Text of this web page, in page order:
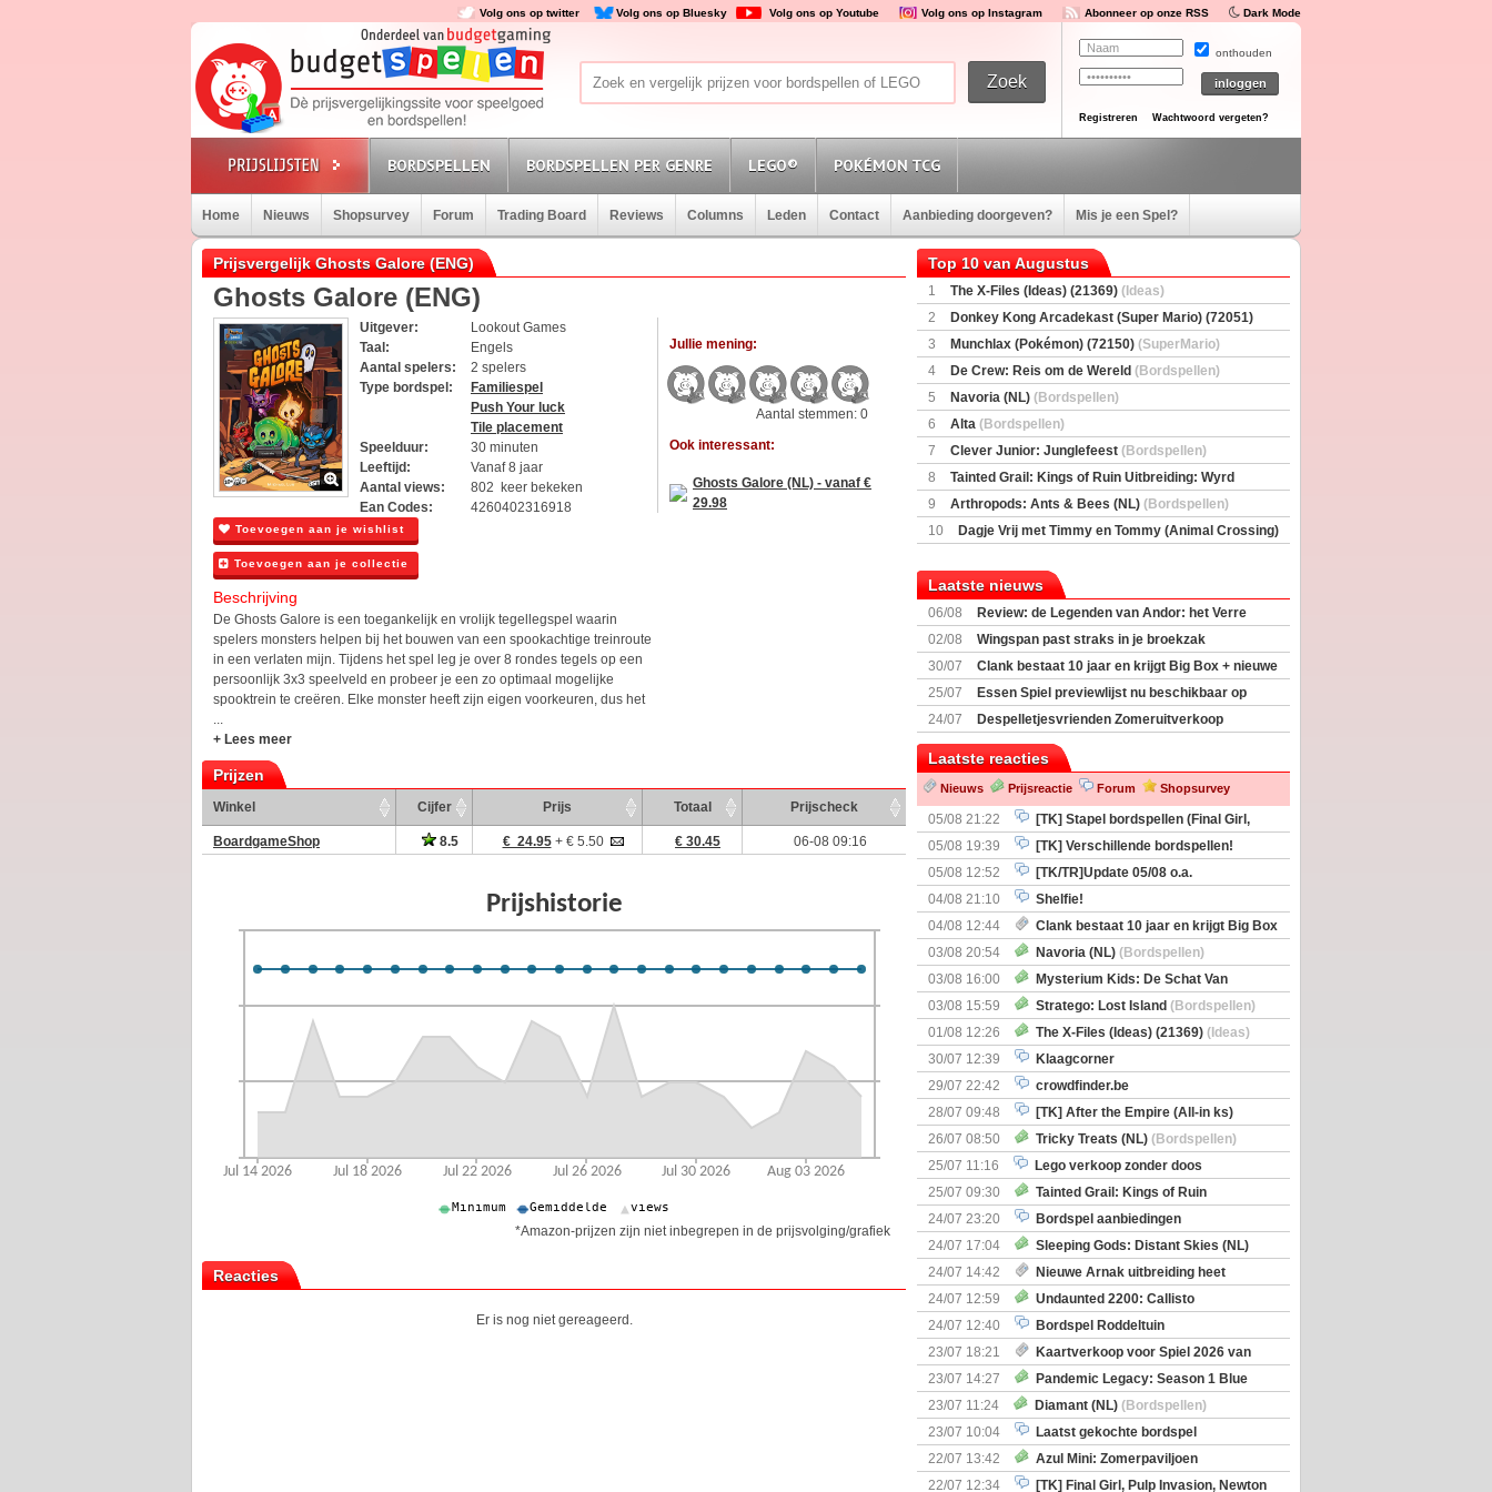
Volg ons op twitter Volg ons op Bluesky Volg ons op Youtube Volg ons op Instagram Abonneer op onze RSS Dark Mode
onthouden
Registreren Wachtwoord vergeten?
BORDSPELLEN BORDSPELLEN PER GENRE LEGO® POKÉMON TCG
Home Nieuws Shopsurvey Forum Trading Board Reviews Columns Leden Contact Aanbieding doorgeven? Mis je een Spel?
Prijsvergelijk Ghosts Galore (ENG)
Ghosts Galore (ENG)
Uitgever:
Lookout Games
Taal:
Engels
Aantal spelers:
2 spelers
Type bordspel:
Familiespel
Push Your luck
Tile placement
Speelduur:
30 minuten
Leeftijd:
Vanaf 8 jaar
Aantal views:
802 keer bekeken
Ean Codes:
4260402316918
Toevoegen aan je wishlist
Toevoegen aan je collectie
Beschrijving
De Ghosts Galore is een toegankelijk en vrolijk tegellegspel waarin
spelers monsters helpen bij het bouwen van een spookachtige treinroute
in een verlaten mijn. Tijdens het spel leg je over 8 rondes tegels op een
persoonlijk 3x3 speelveld en probeer je een zo optimaal mogelijke
spooktrein te creëren. Elke monster heeft zijn eigen voorkeuren, dus het
...
+ Lees meer
Jullie mening:
Aantal stemmen: 0
Ook interessant:
Ghosts Galore (NL) - vanaf €
29.98
Prijzen
Winkel Cijfer Prijs Totaal Prijscheck
BoardgameShop 8.5 € 24.95+ € 5.50 € 30.45 06-08 09:16
*Amazon-prijzen zijn niet inbegrepen in de prijsvolging/grafiek
Reacties
Er is nog niet gereageerd.
Top 10 van Augustus
1 The X-Files (Ideas) (21369) (Ideas)
2
Donkey Kong Arcadekast (Super Mario) (72051)
(SuperMario)
3 Munchlax (Pokémon) (72150) (SuperMario)
4
De Crew: Reis om de Wereld (Bordspellen)
5
Navoria (NL) (Bordspellen)
6
Alta (Bordspellen)
7
Clever Junior: Junglefeest (Bordspellen)
8
Tainted Grail: Kings of Ruin Uitbreiding: Wyrd
Encounters(Bordspellen)
9 Arthropods: Ants & Bees (NL) (Bordspellen)
10
Dagje Vrij met Timmy en Tommy (Animal Crossing)
Laatste nieuws
06/08
Review: de Legenden van Andor: het Verre
Land
02/08
Wingspan past straks in je broekzak
30/07
Clank bestaat 10 jaar en krijgt Big Box + nieuwe
uitbreiding
25/07
Essen Spiel previewlijst nu beschikbaar op
Boardgamegeek
24/07
Despelletjesvrienden Zomeruitverkoop
Laatste reacties
Nieuws Prijsreactie Forum Shopsurvey
05/08 21:22
[TK] Stapel bordspellen (Final Girl,
Nemesis Retaliation, Zombicide Invader)
05/08 19:39
[TK] Verschillende bordspellen!
05/08 12:52
[TK/TR]Update 05/08 o.a.
Prijsverlagingen, Imperium Horizons, 20 Strong
04/08 21:10
Shelfie!
04/08 12:44
Clank bestaat 10 jaar en krijgt Big Box
+ nieuwe uitbreiding
03/08 20:54 Navoria (NL) (Bordspellen)
03/08 16:00
Mysterium Kids: De Schat Van
Kapitein Boe
(Bordspellen)
03/08 15:59 Stratego: Lost Island (Bordspellen)
01/08 12:26
The X-Files (Ideas) (21369) (Ideas)
30/07 12:39
Klaagcorner
29/07 22:42
crowdfinder.be
28/07 09:48
[TK] After the Empire (All-in ks)
26/07 08:50
Tricky Treats (NL) (Bordspellen)
25/07 11:16
Lego verkoop zonder doos
25/07 09:30
Tainted Grail: Kings of Ruin
Uitbreiding: Wyrd Encounters(Bordspellen)
24/07 23:20
Bordspel aanbiedingen
24/07 17:04
Sleeping Gods: Distant Skies (NL)
(Bordspellen)
24/07 14:42
Nieuwe Arnak uitbreiding heet
Surprise Shipments
24/07 12:59
Undaunted 2200: Callisto
(Bordspellen)
24/07 12:40
Bordspel Roddeltuin
23/07 18:21
Kaartverkoop voor Spiel 2026 van
start
23/07 14:27
Pandemic Legacy: Season 1 Blue
(Bordspellen)
23/07 11:24 Diamant (NL) (Bordspellen)
23/07 10:04
Laatst gekochte bordspel
22/07 13:42
Azul Mini: Zomerpaviljoen
(Bordspellen)
22/07 12:34 [TK] Final Girl, Pulp Invasion, Newton